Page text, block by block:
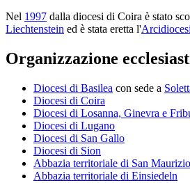
Nel 1997 dalla diocesi di Coira è stato
Liechtenstein ed è stata eretta l'
Organizzazione
Diocesi di Basilea con sede a
Diocesi di Coira
Diocesi di Losanna, Ginevra e
Diocesi di Lugano
Diocesi di San Gallo
Diocesi di Sion
Abbazia territoriale di San
Abbazia territoriale di Einsiedeln